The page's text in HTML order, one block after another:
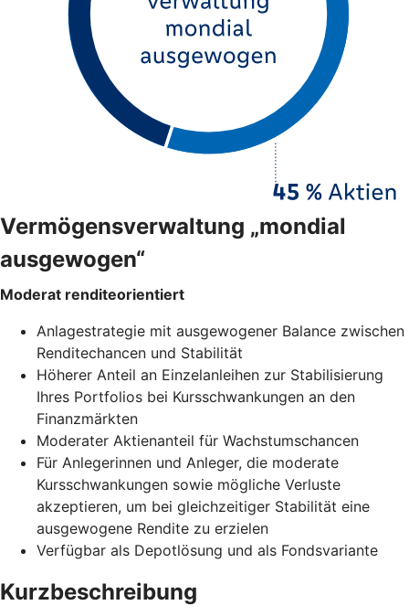
Vermögensverwaltung „mondial
ausgewogen“
Moderat renditeorientiert
Anlagestrategie mit ausgewogener Balance zwischen
Renditechancen und Stabilität
Höherer Anteil an Einzelanleihen zur Stabilisierung
Ihres Portfolios bei Kursschwankungen an den
Finanzmärkten
Moderater Aktienanteil für Wachstumschancen
Für Anlegerinnen und Anleger, die moderate
Kursschwankungen sowie mögliche Verluste
akzeptieren, um bei gleichzeitiger Stabilität eine
ausgewogene Rendite zu erzielen
Verfügbar als Depotlösung und als Fondsvariante
Kurzbeschreibung